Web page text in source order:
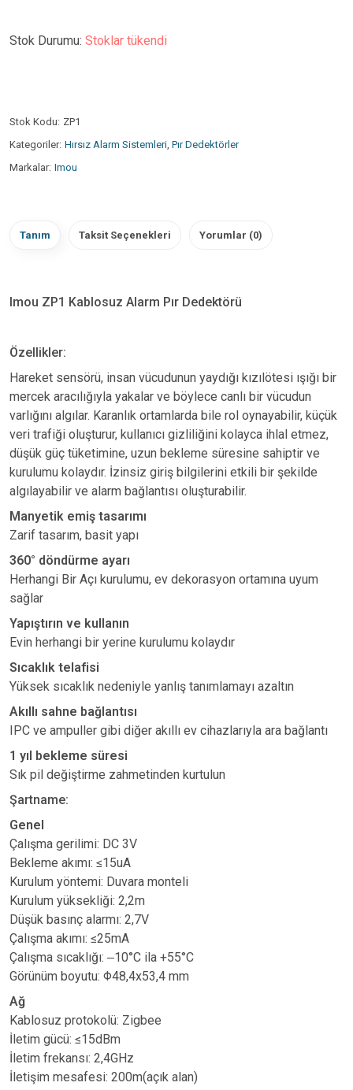
Stok Durumu: Stoklar tükendi
Stok Kodu: ZP1
Kategoriler: Hırsız Alarm Sistemleri, Pır Dedektörler
Markalar: Imou
Tanım Taksit Seçenekleri Yorumlar (0)
Imou ZP1 Kablosuz Alarm Pır Dedektörü
Özellikler:
Hareket sensörü, insan vücudunun yaydığı kızılötesi ışığı bir
mercek aracılığıyla yakalar ve böylece canlı bir vücudun
varlığını algılar. Karanlık ortamlarda bile rol oynayabilir, küçük
veri trafiği oluşturur, kullanıcı gizliliğini kolayca ihlal etmez,
düşük güç tüketimine, uzun bekleme süresine sahiptir ve
kurulumu kolaydır. İzinsiz giriş bilgilerini etkili bir şekilde
algılayabilir ve alarm bağlantısı oluşturabilir.
Manyetik emiş tasarımı
Zarif tasarım, basit yapı
360° döndürme ayarı
Herhangi Bir Açı kurulumu, ev dekorasyon ortamına uyum
sağlar
Yapıştırın ve kullanın
Evin herhangi bir yerine kurulumu kolaydır
Sıcaklık telafisi
Yüksek sıcaklık nedeniyle yanlış tanımlamayı azaltın
Akıllı sahne bağlantısı
IPC ve ampuller gibi diğer akıllı ev cihazlarıyla ara bağlantı
1 yıl bekleme süresi
Sık pil değiştirme zahmetinden kurtulun
Şartname:
Genel
Çalışma gerilimi: DC 3V
Bekleme akımı: ≤15uA
Kurulum yöntemi: Duvara monteli
Kurulum yüksekliği: 2,2m
Düşük basınç alarmı: 2,7V
Çalışma akımı: ≤25mA
Çalışma sıcaklığı: ‒10°C ila +55°C
Görünüm boyutu: Φ48,4x53,4 mm
Ağ
Kablosuz protokolü: Zigbee
İletim gücü: ≤15dBm
İletim frekansı: 2,4GHz
İletişim mesafesi: 200m(açık alan)